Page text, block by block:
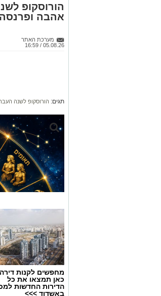
הורוסקופ
אהבה
מערכת האתר
05.08.26 / 16:59
תגים: הורוסקופ לשנה
מחפשים לקנות
כאן תמצאו את כל
הדירות החדשות
באשדוד >>>